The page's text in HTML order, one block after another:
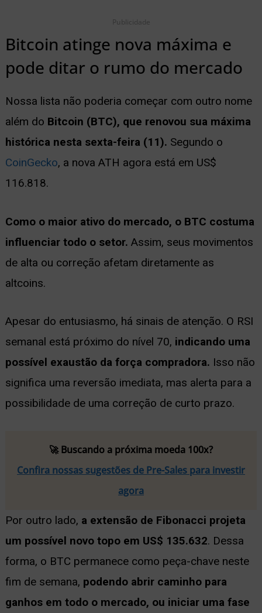
Publicidade
Bitcoin atinge nova máxima e
pode ditar o rumo do mercado
Nossa lista não poderia começar com outro nome
além do Bitcoin (BTC), que renovou sua máxima
histórica nesta sexta-feira (11). Segundo o
CoinGecko, a nova ATH agora está em US$
116.818.
Como o maior ativo do mercado, o BTC costuma
influenciar todo o setor. Assim, seus movimentos
de alta ou correção afetam diretamente as
altcoins.
Apesar do entusiasmo, há sinais de atenção. O RSI
semanal está próximo do nível 70, indicando uma
possível exaustão da força compradora. Isso não
significa uma reversão imediata, mas alerta para a
possibilidade de uma correção de curto prazo.
🚀 Buscando a próxima moeda 100x?
Confira nossas sugestões de Pre-Sales para investir
agora
Por outro lado, a extensão de Fibonacci projeta
um possível novo topo em US$ 135.632. Dessa
forma, o BTC permanece como peça-chave neste
fim de semana, podendo abrir caminho para
ganhos em todo o mercado, ou iniciar uma fase